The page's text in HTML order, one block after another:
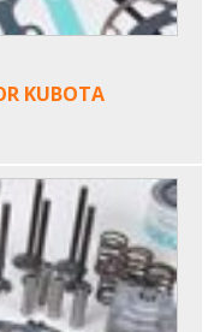
KUBOTA